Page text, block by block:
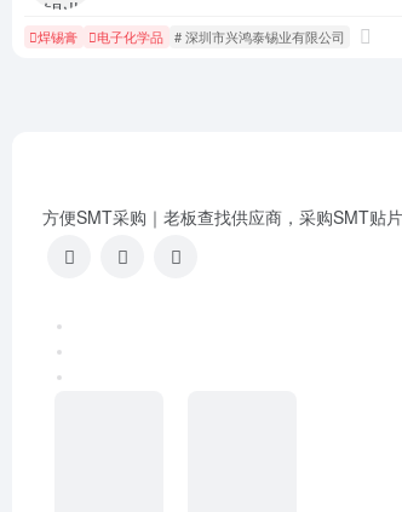
焊锡膏 电子化学品 # 深圳市兴鸿泰锡业有限公司
方便SMT采购｜老板查找供应商，采购SMT贴